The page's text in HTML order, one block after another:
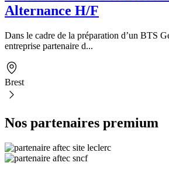
Alternance H/F
Dans le cadre de la préparation d’un BTS
entreprise partenaire d...
Brest
Nos partenaires premium